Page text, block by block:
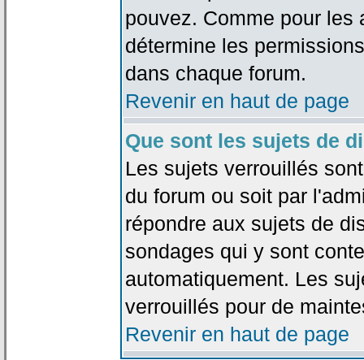
pouvez. Comme pour les
détermine les
dans chaque forum.
Revenir en haut de page
Que sont les sujets de
Les sujets verrouillés
du forum ou soit par
répondre aux sujets de
sondages qui y sont
automatiquement. Les
verrouillés pour de
Revenir en haut de page